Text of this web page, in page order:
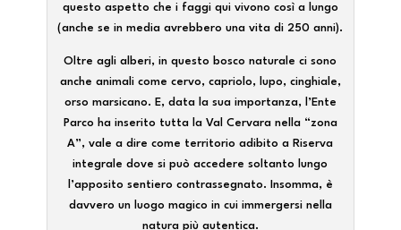
questo aspetto che i faggi qui vivono così a lungo
(anche se in media avrebbero una vita di 250 anni).
Oltre agli alberi, in questo bosco naturale ci sono
anche animali come cervo, capriolo, lupo, cinghiale,
orso marsicano. E, data la sua importanza, l’Ente
Parco ha inserito tutta la Val Cervara nella “zona
A”, vale a dire come territorio adibito a Riserva
integrale dove si può accedere soltanto lungo
l’apposito sentiero contrassegnato. Insomma, è
davvero un luogo magico in cui immergersi nella
natura più autentica.